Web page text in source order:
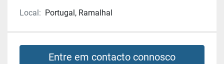
Local: Portugal, Ramalhal
Entre em contacto connosco